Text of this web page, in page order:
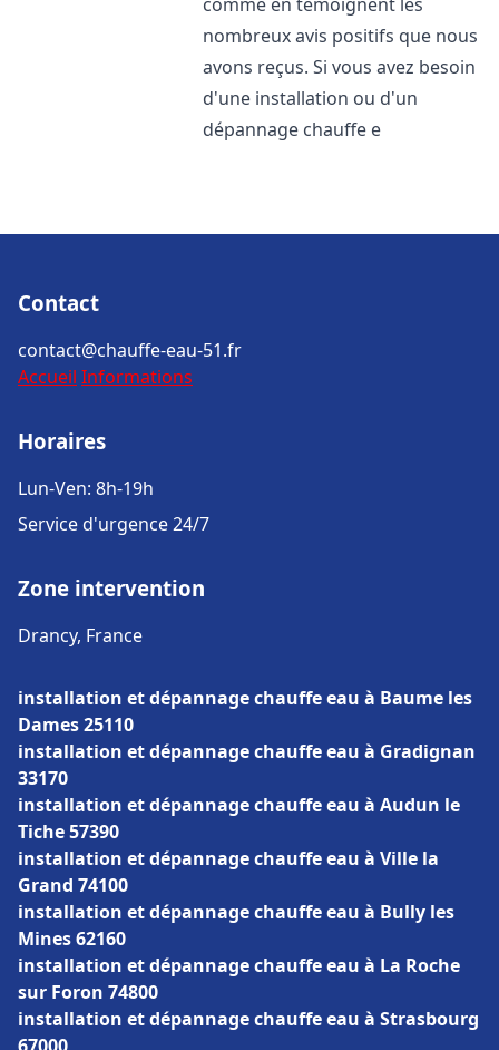
nombreux avis positifs que nous
avons reçus. Si vous avez besoin
d'une installation ou d'un
dépannage chauffe e
Contact
contact@chauffe-eau-51.fr
Accueil Informations
Horaires
Lun-Ven: 8h-19h
Service d'urgence 24/7
Zone intervention
Drancy, France
installation et dépannage chauffe eau à Baume les
Dames 25110
installation et dépannage chauffe eau à Gradignan
33170
installation et dépannage chauffe eau à Audun le
Tiche 57390
installation et dépannage chauffe eau à Ville la
Grand 74100
installation et dépannage chauffe eau à Bully les
Mines 62160
installation et dépannage chauffe eau à La Roche
sur Foron 74800
installation et dépannage chauffe eau à Strasbourg